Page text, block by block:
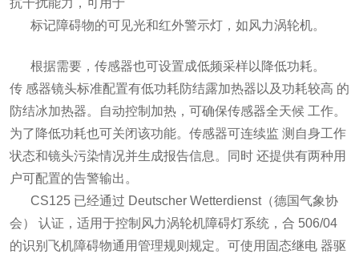
抗干扰能力，可用于
标记障碍物的可见光和红外警示灯，如风力涡轮机。
根据需要，传感器也可设置成低频采样以降低功耗。
传 感器镜头标准配置有低功耗防结露加热器以及功耗较高 的
防结冰加热器。自动控制加热，可确保传感器全天候 工作。
为了降低功耗也可关闭该功能。传感器可连续监 测自身工作
状态和镜头污染情况并生成报告信息。同时 还提供有两种用
户可配置的告警输出。
CS125 已经通过 Deutscher Wetterdienst（德国气象协
会） 认证，适用于控制风力涡轮机障碍灯系统，合 506/04
的识别飞机障碍物通用管理规则规定。可使用固态继电 器驱